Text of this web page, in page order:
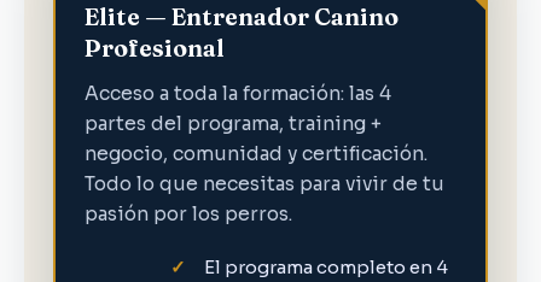
Elite — Entrenador Canino
Profesional
Acceso a toda la formación: las 4
partes del programa, training +
negocio, comunidad y certificación.
Todo lo que necesitas para vivir de tu
pasión por los perros.
El programa completo en 4